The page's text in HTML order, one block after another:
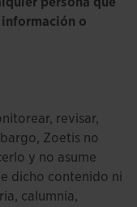
o
revisar,
Zoetis no
y no asume
dicho contenido ni
calumnia,